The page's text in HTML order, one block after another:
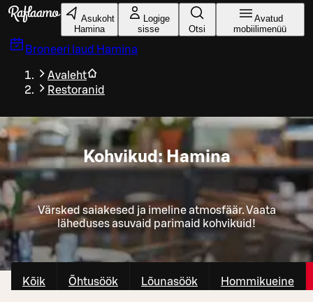
Liigu peamise sisu juurde
Asukoht
Hamina
Logige
sisse
Otsi
Avatud
mobiilimenüü
Broneeri laud Hamina
Avaleht
Restoranid
Kohvikud: Hamina
Värsked saiakesed ja imeline atmosfäär. Vaata
läheduses asuvaid parimaid kohvikuid!
Kõik Õhtusöök Lõunasöök Hommikueine